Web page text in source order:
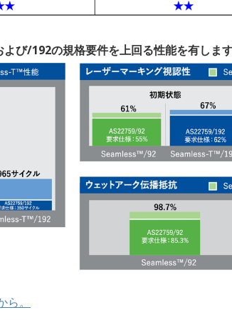
び/192の規格要件を上回る性能を有しま
ら。